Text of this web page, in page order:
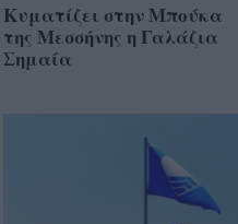
Κυματίζει στην Μπούκα
της Μεσσήνης η Γαλάζια
Σημαία